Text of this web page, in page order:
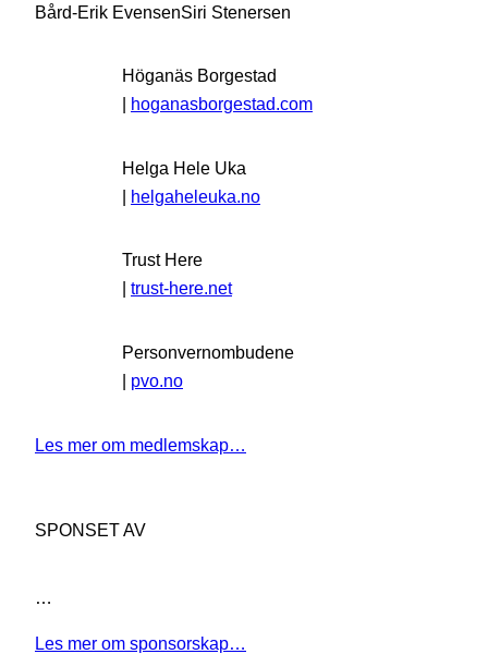
Bård-Erik EvensenSiri Stenersen
Höganäs Borgestad
| hoganasborgestad.com
Helga Hele Uka
| helgaheleuka.no
Trust Here
trust-here.net
Personvernombudene
| pvo.no
Les mer om medlemskap…
SPONSET AV
…
Les mer om sponsorskap…